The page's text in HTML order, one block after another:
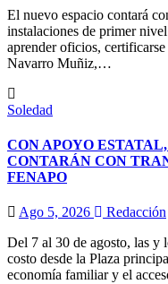
El nuevo espacio contará
instalaciones de primer
aprender oficios,
Navarro Muñiz,…
Soledad
CON APOYO
CONTARÁN CON
FENAPO
Ago 5, 2026
Redacción
Del 7 al 30 de agosto, las y
costo desde la Plaza
economía familiar y el